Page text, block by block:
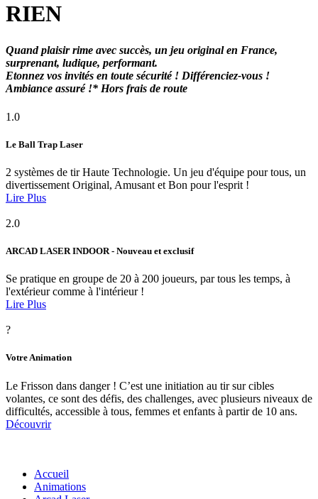
RIEN
Quand plaisir rime avec succès, un jeu original en France,
surprenant, ludique, performant.
Etonnez vos invités en toute sécurité ! Différenciez-vous !
Ambiance assuré !* Hors frais de route
1.0
Le Ball Trap Laser
2 systèmes de tir Haute Technologie. Un jeu d'équipe pour tous, un
divertissement Original, Amusant et Bon pour l'esprit !
Lire Plus
2.0
ARCAD LASER INDOOR - Nouveau et exclusif
Se pratique en groupe de 20 à 200 joueurs, par tous les temps, à
l'extérieur comme à l'intérieur !
Lire Plus
?
VotreAnimation
Le Frisson dans danger ! C’est une initiation au tir sur cibles
volantes, ce sont des défis, des challenges, avec plusieurs niveaux de
difficultés, accessible à tous, femmes et enfants à partir de 10 ans.
Découvrir
Accueil
Animations